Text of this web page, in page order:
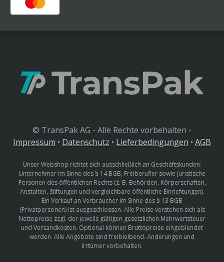
© TransPak AG - Alle Rechte vorbehalten -
Impressum • Datenschutz • Lieferbedingungen • AGB
Unser Webshop richtet sich ausschließlich an Geschäftskunden:
Unternehmer im Sinne des § 14 BGB, Freiberufler sowie juristische
Personen des öffentlichen Rechts (z. B. Behörden, Körperschaften,
Anstalten, Stiftungen und vergleichbare öffentliche Einrichtungen).
Ein Verkauf an Verbraucher im Sinne des § 13 BGB
(Privatpersonen) ist ausgeschlossen. Alle Preise verstehen sich als
Nettopreise zzgl. der jeweils gültigen gesetzlichen Mehrwertsteuer
und Versandkosten. Optional können Bruttopreise eingeblendet
werden. Alle Angebote sind freibleibend. Änderungen und
Irrtümer vorbehalten.